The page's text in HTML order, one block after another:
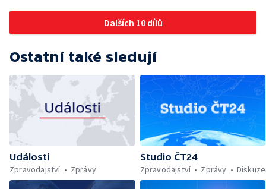
Dalších 10 dílů
Ostatní také sledují
Události
Zpravodajství
Zprávy
Studio ČT24
Zpravodajství
Zprávy Diskuze